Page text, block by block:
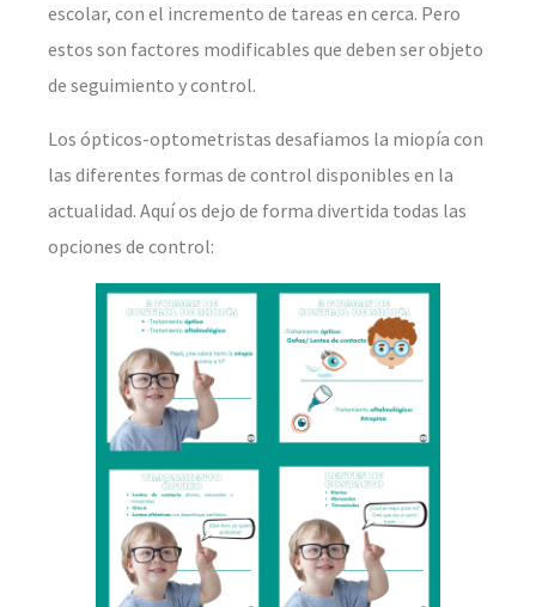
escolar, con el incremento de tareas en cerca. Pero
estos son factores modificables que deben ser objeto
de seguimiento y control.
Los ópticos-optometristas desafiamos la miopía con
las diferentes formas de control disponibles en la
actualidad. Aquí os dejo de forma divertida todas las
opciones de control: